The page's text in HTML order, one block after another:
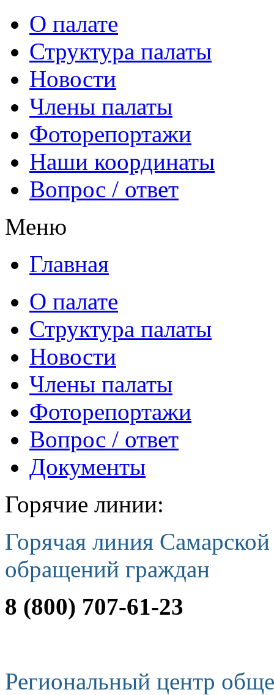
О палате
Структура палаты
Новости
Члены палаты
Фоторепортажи
Наши координаты
Вопрос / ответ
Меню
Главная
О палате
Структура палаты
Новости
Члены палаты
Фоторепортажи
Вопрос / ответ
Документы
Горячие линии:
Горячая линия
обращений граждан
8 (800) 707-61-23
Региональный центр